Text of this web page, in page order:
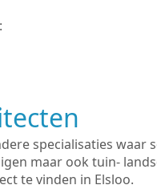
specialisaties waar
maar ook tuin-
te vinden in Elsloo.